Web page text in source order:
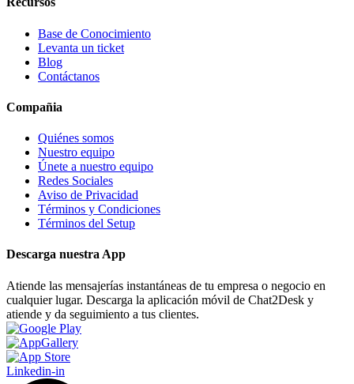
Base de Conocimiento
Levanta un ticket
Blog
Contáctanos
Compañia
Quiénes somos
Nuestro equipo
Únete a nuestro equipo
Redes Sociales
Aviso de Privacidad
Términos y Condiciones
Términos del Setup
Descarga nuestra App
Atiende las mensajerías instantáneas de tu empresa o negocio en
cualquier lugar. Descarga la aplicación móvil de Chat2Desk y
atiende y da seguimiento a tus clientes.
Linkedin-in